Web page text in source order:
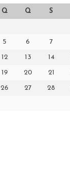
Q Q S
5 6 7
12 13 14
19 20 21
26 27 28